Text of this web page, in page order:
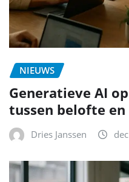
NIEUWS
Generatieve AI
tussen belofte
Dries Janssen